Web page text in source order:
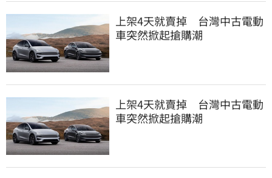
上架4天就賣掉 台灣中古電動
車突然掀起搶購潮
上架4天就賣掉 台灣中古電動
車突然掀起搶購潮